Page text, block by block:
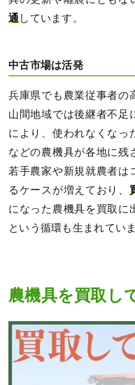
通しています。
中古市場は活発
兵庫県でも農業従事者の
山間地域では後継者不足
により、使われなくなっ
などの農機具が各地に残
若手農家や新規就農者は
るケースが増えており、
になった農機具を買取に
という循環も生まれていま
農機具を買取し